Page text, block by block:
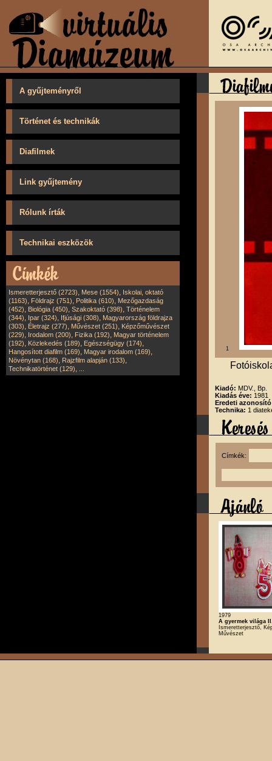
A gyűjteményről
Történet és technikák
Diafilmek
Link gyűjtemény
Rólunk írták
Technikai eszközök
Ismeretterjesztő (2723), Mese (1554), Iskolai, oktató
(1163), Földrajz (751), Politika (610), Mezőgazdaság
(452), Biológia (450), Szakoktató (398), Történelem
(344), Ipar (324), Ifjúsági (308), Magyarország földrajza
(303), Életrajz (277), Művészet (251), Képzőművészet
(229), Irodalom (200), Fizika (192), Magyar történelem
(192), Közlekedés (189), Egészségügy (174),
Hangosított diafilm (169), Magyar irodalom (169),
Növénytan (168), Rajzfilm alapján (133),
Technikatörténet (129),
1
Kiadó: MDV., Bp.
Kiadás éve: 1981
Eredeti
Technika: 1
Címkék:
1979
A gyermek világa
Ismeretterjesztő,
Művészet